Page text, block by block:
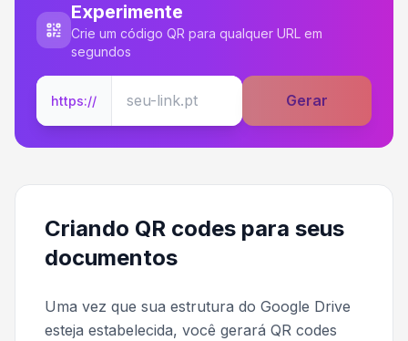
Experimente
Crie um código QR para qualquer URL em
segundos
https:// Gerar
Criando QR codes para seus
documentos
Uma vez que sua estrutura do Google Drive
esteja estabelecida, você gerará QR codes